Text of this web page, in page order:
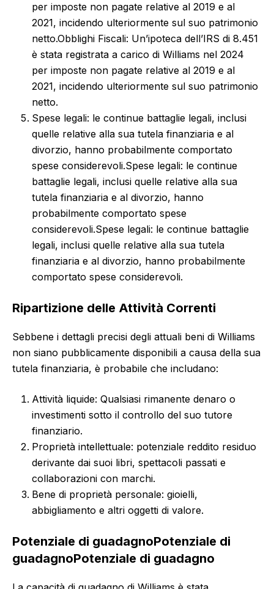
per imposte non pagate relative al 2019 e al
2021, incidendo ulteriormente sul suo patrimonio
netto.Obblighi Fiscali: Un’ipoteca dell’IRS di 8.451
è stata registrata a carico di Williams nel 2024
per imposte non pagate relative al 2019 e al
2021, incidendo ulteriormente sul suo patrimonio
netto.
Spese legali: le continue battaglie legali, inclusi
quelle relative alla sua tutela finanziaria e al
divorzio, hanno probabilmente comportato
spese considerevoli.Spese legali: le continue
battaglie legali, inclusi quelle relative alla sua
tutela finanziaria e al divorzio, hanno
probabilmente comportato spese
considerevoli.Spese legali: le continue battaglie
legali, inclusi quelle relative alla sua tutela
finanziaria e al divorzio, hanno probabilmente
comportato spese considerevoli.
Ripartizione delle Attività Correnti
Sebbene i dettagli precisi degli attuali beni di Williams
non siano pubblicamente disponibili a causa della sua
tutela finanziaria, è probabile che includano:
Attività liquide: Qualsiasi rimanente denaro o
investimenti sotto il controllo del suo tutore
finanziario.
Proprietà intellettuale: potenziale reddito residuo
derivante dai suoi libri, spettacoli passati e
collaborazioni con marchi.
Bene di proprietà personale: gioielli,
abbigliamento e altri oggetti di valore.
Potenziale di guadagnoPotenziale di
guadagnoPotenziale di guadagno